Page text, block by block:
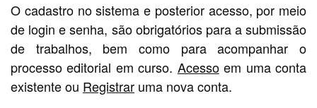
O cadastro no sistema e posterior acesso, por meio
de login e senha, são obrigatórios para a submissão
de trabalhos, bem como para acompanhar o
processo editorial em curso. Acessoem uma conta
existente ou Registrar uma nova conta.